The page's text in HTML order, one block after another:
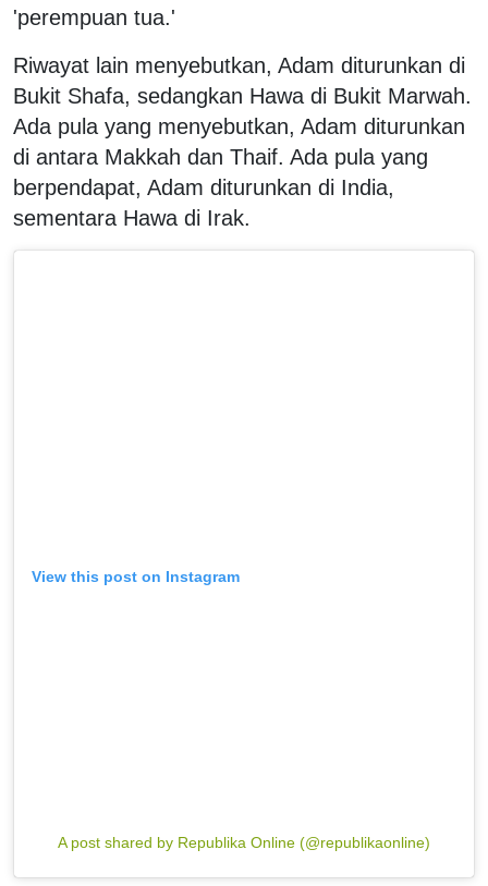
'perempuan tua.'
Riwayat lain menyebutkan, Adam diturunkan di
Bukit Shafa, sedangkan Hawa di Bukit Marwah.
Ada pula yang menyebutkan, Adam diturunkan
di antara Makkah dan Thaif. Ada pula yang
berpendapat, Adam diturunkan di India,
sementara Hawa di Irak.
View this post on Instagram
A post shared by Republika Online (@republikaonline)